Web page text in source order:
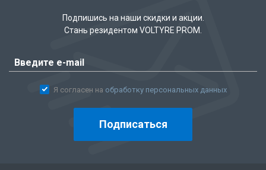
Подпишись на наши скидки и акции.
Стань резидентом VOLTYRE PROM.
Я согласен на обработку персональных данных
Подписаться